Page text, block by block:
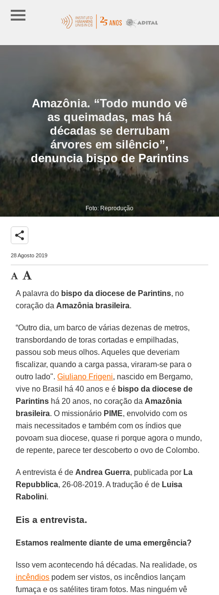
Amazônia. “Todo mundo vê
as queimadas, mas há
décadas se derrubam
árvores em silêncio”,
denuncia bispo de Parintins
Foto: Reprodução
share
28 Agosto 2019
A palavra do bispo da diocese de Parintins, no
coração da Amazônia brasileira.
“Outro dia, um barco de várias dezenas de metros,
transbordando de toras cortadas e empilhadas,
passou sob meus olhos. Aqueles que deveriam
fiscalizar, quando a carga passa, viraram-se para o
outro lado".Giuliano Frigeni, nascido em Bergamo,
vive no Brasil há 40 anos e é bispo da diocese de
Parintins há 20 anos, no coração da Amazônia
brasileira. O missionário PIME, envolvido com os
mais necessitados e também com os índios que
povoam sua diocese, quase ri porque agora o mundo,
de repente, parece ter descoberto o ovo de Colombo.
A entrevista é de Andrea Guerra, publicada por La
Repubblica, 26-08-2019. A tradução é de Luisa
Rabolini.
Eis a entrevista.
Estamos realmente diante de uma emergência?
Isso vem acontecendo há décadas. Na realidade, os
incêndios podem ser vistos, os incêndios lançam
fumaça e os satélites tiram fotos. Mas ninguém vê